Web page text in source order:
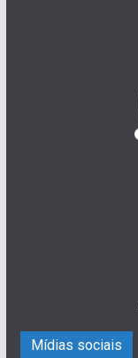
Mídias sociais